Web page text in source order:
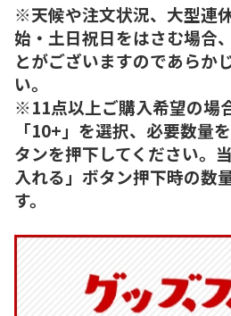
※天候や注文状況、大型連
始・土日祝日をはさむ場合
とがございますのであらか
い。
※11点以上ご購入希望の場
「10+」を選択、必要数量
タンを押下してください。
入れる」ボタン押下時の数
す。